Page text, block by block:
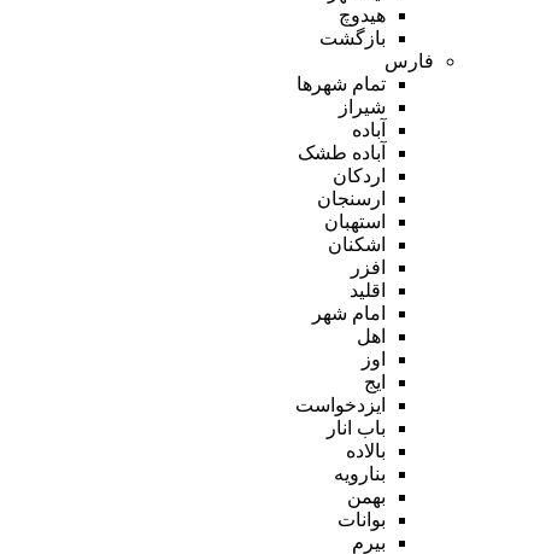
هیدوچ
بازگشت
فارس
تمام شهر‌ها
شیراز
آباده
آباده طشک
اردکان
ارسنجان
استهبان
اشکنان
افزر
اقلید
امام شهر
اهل
اوز
ایج
ایزدخواست
باب انار
بالاده
بنارویه
بهمن
بوانات
بیرم